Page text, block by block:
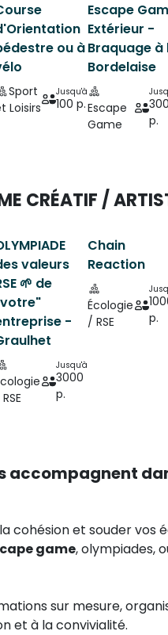
ou à
Sport
Loisirs
Jusqu'à
100 p.
Escape
Extérieur -
Braquage à
Bordelaise
Escape
Game
300
p.
CRÉATIF /
valeurs
🌱 de
-
Jusqu'à
3000
p.
Chain
Reaction
Écologie
/ RSE
p.
accompagnent
cohésion et souder vos
game, olympiades,
sur mesure,
et à la convivialité.